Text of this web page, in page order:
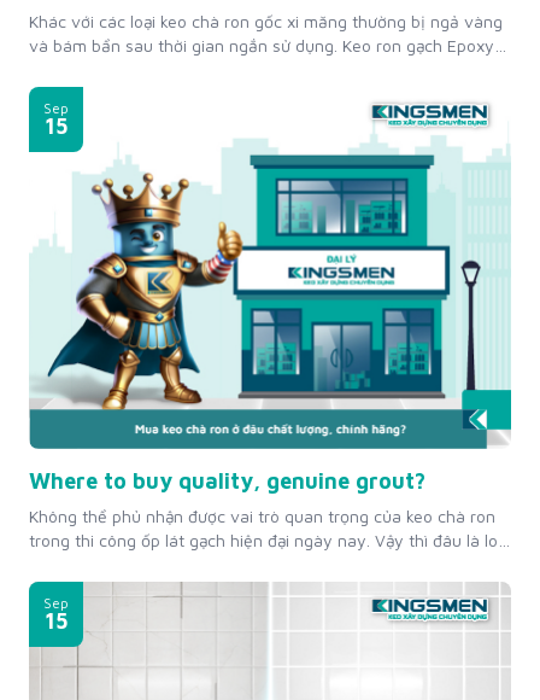
Khác với các loại keo chà ron gốc xi măng thường bị ngả vàng
và bám bẩn sau thời gian ngắn sử dụng. Keo ron gạch Epoxy
ron truyền thống nhờ vào chất lượng vượt trội. Với độ bền cao,
không thấm...
Sep
15
Where to buy quality, genuine grout?
Không thể phủ nhận được vai trò quan trọng của keo chà ron
trong thi công ốp lát gạch hiện đại ngày nay. Vậy thì đâu là loại
Cùng giải đáp qua những thông tin hữu ích dưới đây nhé....
Sep
15